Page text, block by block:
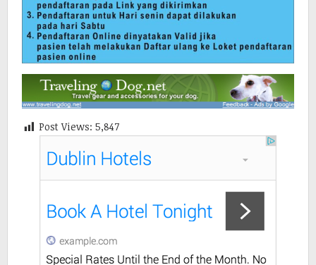
Post Views: 5,847